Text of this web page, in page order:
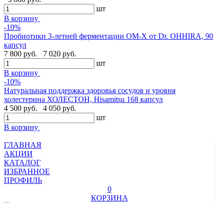
шт
В корзину
-10%
Пробиотики 3-летней ферментации OM-X от Dr. OHHIRA, 90
капсул
7 800 руб.
7 020 руб.
шт
В корзину
-10%
Натуральная поддержка здоровья сосудов и уровня
холестерина ХОЛЕСТОН, Hisamitsu 168 капсул
4 500 руб.
4 050 руб.
шт
В корзину
ГЛАВНАЯ
АКЦИИ
КАТАЛОГ
ИЗБРАННОЕ
ПРОФИЛЬ
0
КОРЗИНА